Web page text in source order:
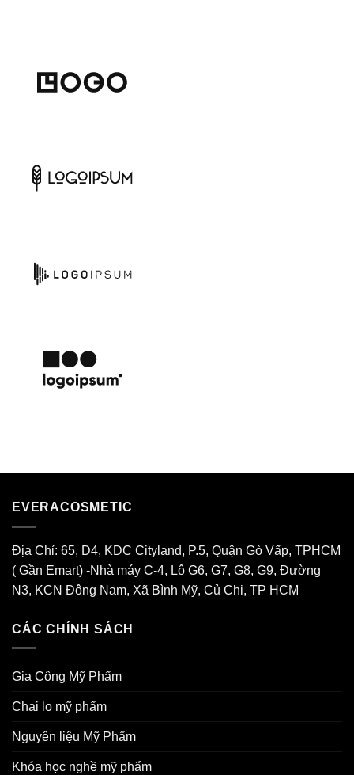
EVERACOSMETIC
Địa Chỉ: 65, D4, KDC Cityland, P.5, Quận Gò Vấp, TPHCM
( Gần Emart) -Nhà máy C-4, Lô G6, G7, G8, G9, Đường
N3, KCN Đông Nam, Xã Bình Mỹ, Củ Chi, TP HCM
CÁC CHÍNH SÁCH
Gia Công Mỹ Phẩm
Chai lọ mỹ phẩm
Nguyên liệu Mỹ Phẩm
Khóa học nghề mỹ phẩm